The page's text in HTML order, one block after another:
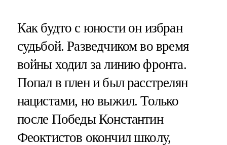
Как будто с юности он избран
судьбой. Разведчиком во время
войны ходил за линию фронта.
Попал в плен и был расстрелян
нацистами, но выжил. Только
после Победы Константин
Феоктистов окончил школу,